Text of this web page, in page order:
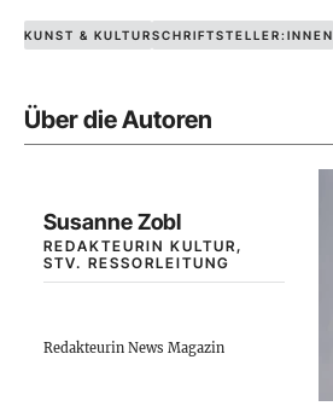
KUNST & KULTURSCHRIFTSTELLER:INNEN
Über die Autoren
Susanne Zobl
REDAKTEURIN KULTUR,
STV. RESSORLEITUNG
Redakteurin News Magazin